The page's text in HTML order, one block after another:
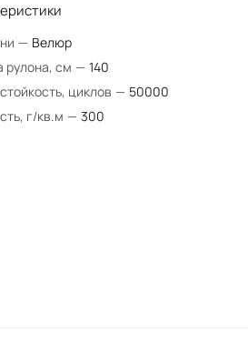
— Велюр
рулона, см — 140
циклов — 50000
г/кв.м — 300